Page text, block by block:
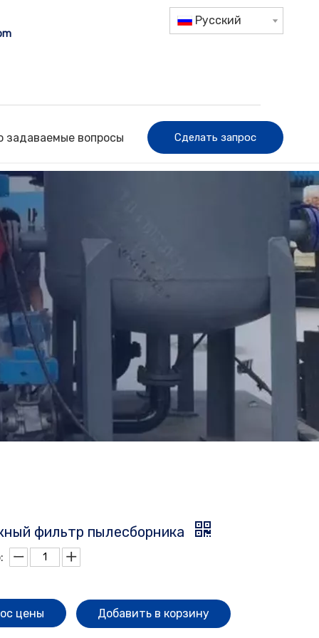
Pусский
задаваемые вопросы Сделать запрос
фильтр пылесборника
цены Добавить в корзину